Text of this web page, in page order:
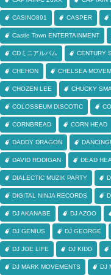
CASINO891 CASPER
Castle Town ENTERTAINMENT
CDミニアルバム CENTURY
CHEHON CHELSEA
CHOZEN LEE CHUCKY
COLOSSEUM DISCOTIC
CORNBREAD CORN HEAD
DADDY DRAGON
DAVID RODIGAN DEAD
DIALECTIC MUZIK PARTY
DIGITAL NINJA RECORDS
DJ AKANABE DJ AZOO
DJ GENIUS DJ GEORGE
DJ JOE LIFE DJ KIDD
DJ MARK MOVEMENTS DJ